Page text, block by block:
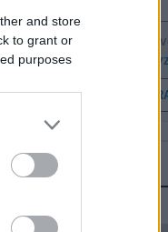
and store
to grant or
purposes
Feliratkozom a
adatvédelmi
LEGFRISSEBB